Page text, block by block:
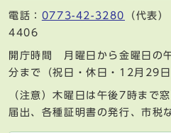
電話： 0773-42-3280
（代表
4406
開庁時間 月曜日から金曜日の
分まで（祝日・休日・12月29
（注意）木曜日は午後7時まで
届出、各種証明書の発行、市税